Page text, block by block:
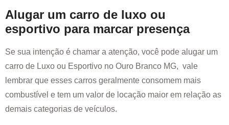
Alugar um carro de luxo ou
esportivo para marcar presença
Se sua intenção é chamar a atenção, você pode alugar um
carro de Luxo ou Esportivo no Ouro Branco MG, vale
lembrar que esses carros geralmente consomem mais
combustível e tem um valor de locação maior em relação as
demais categorias de veículos.